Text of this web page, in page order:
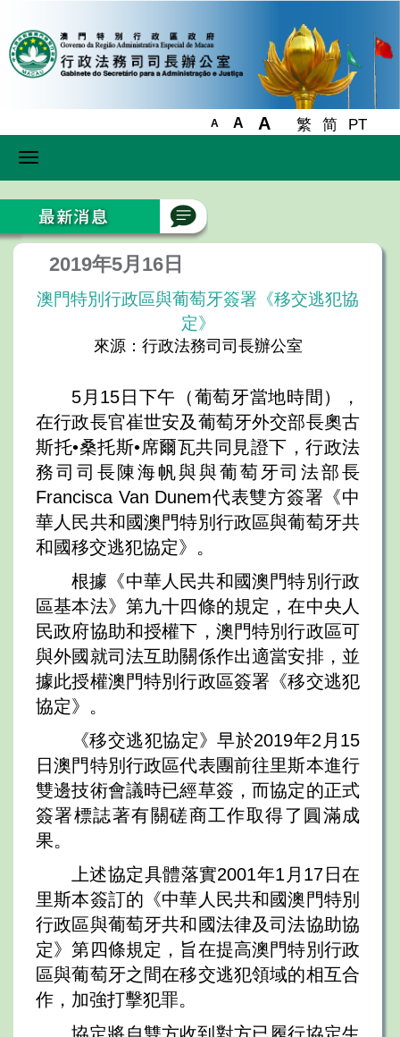
A A A 繁 简 PT
Toggle
2019年5月16日
澳門特別行政區與葡萄牙簽署《移交逃犯協
定》
來源：行政法務司司長辦公室
5月15日下午（葡萄牙當地時間），
在行政長官崔世安及葡萄牙外交部長奧古
斯托•桑托斯•席爾瓦共同見證下，行政法
務司司長陳海帆與與葡萄牙司法部長
Francisca Van Dunem代表雙方簽署《中
華人民共和國澳門特別行政區與葡萄牙共
和國移交逃犯協定》。
根據《中華人民共和國澳門特別行政
區基本法》第九十四條的規定，在中央人
民政府協助和授權下，澳門特別行政區可
與外國就司法互助關係作出適當安排，並
據此授權澳門特別行政區簽署《移交逃犯
協定》。
《移交逃犯協定》早於2019年2月15
日澳門特別行政區代表團前往里斯本進行
雙邊技術會議時已經草簽，而協定的正式
簽署標誌著有關磋商工作取得了圓滿成
果。
上述協定具體落實2001年1月17日在
里斯本簽訂的《中華人民共和國澳門特別
行政區與葡萄牙共和國法律及司法協助協
定》第四條規定，旨在提高澳門特別行政
區與葡萄牙之間在移交逃犯領域的相互合
作，加強打擊犯罪。